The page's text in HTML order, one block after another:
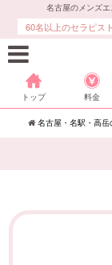
名古屋のメンズ
60名以上のセラピス
トップ 料金
名古屋・名駅・高